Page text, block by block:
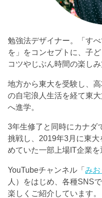
勉強法デザイナー。「す
を」をコンセプトに、子
コツやじぶん時間の楽し
地方から東大を受験し、
の自宅浪人生活を経て東
へ進学。
3年生修了と同時にカナダ
挑戦し、2019年3月に東
めていた一部上場IT企業を
YouTubeチャンネル「みお
人）をはじめ、各種SNS
楽しくご紹介しています。